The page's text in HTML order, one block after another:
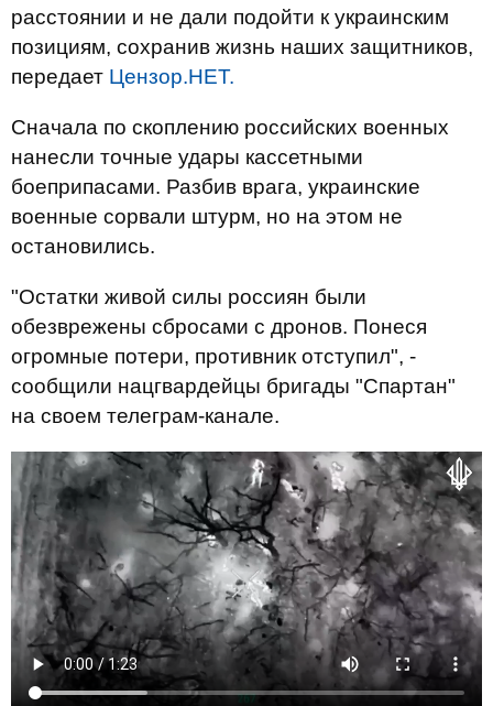
расстоянии и не дали подойти к украинским
позициям, сохранив жизнь наших защитников,
передает Цензор.НЕТ.
Сначала по скоплению российских военных
нанесли точные удары кассетными
боеприпасами. Разбив врага, украинские
военные сорвали штурм, но на этом не
остановились.
"Остатки живой силы россиян были
обезврежены сбросами с дронов. Понеся
огромные потери, противник отступил", -
сообщили нацгвардейцы бригады "Спартан"
на своем телеграм-канале.